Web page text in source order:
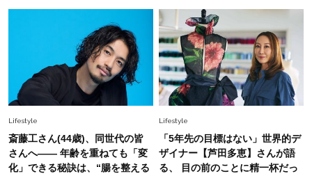
【24時間みっちり遊ぶ】「わがまま韓国旅」リ
アルスケジュール。「深夜便」活用で効率重視！
Lifestyle 2025.12.27
梅宮アンナさん、夫・世継さんからもらう1番嬉
しいプレゼントとは？「我が子のように大事にし
ています」
Fashion 2026.7.24
「地金vsホワイト」40代の憧れジュエリー、流
行は2択！【シャネル、カルティエetc.】
Lifestyle
斎藤工さん(44歳)、同世代の皆
さんへ―― 年齢を重ねても「変
化」できる秘訣は、“腸を整える
Lifestyle
「5年先の目標はない」世界的デ
ザイナー【芦田多恵】さんが語
る、 目の前のことに精一杯だっ